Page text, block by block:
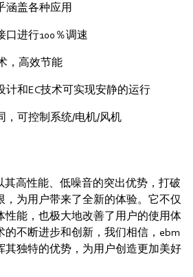
涵盖各种应用
口进行100％调速
，高效节能
计和EC技术可实现安静的运行
，可控制系统/电机/风机
其高性能、低噪音的突出优势，打破
，为用户带来了全新的体验。它不仅
性能，也极大地改善了用户的使用体
的不断进步和创新，我们相信，ebm
其独特的优势，为用户创造更加美好